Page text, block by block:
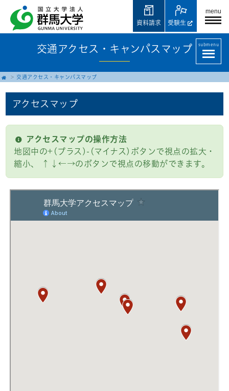
menu
受験生
資料請求
交通アクセス・キャンパスマップ submenu
交通アクセス・キャンパスマップ
アクセスマップ
アクセスマップの操作方法
地図中の+(プラス)-(マイナス)ボタンで視点の拡大・
縮小、 ↑↓←→のボタンで視点の移動ができます。